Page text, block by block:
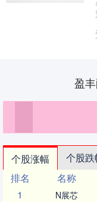
盈
个股涨幅 个股跌
排名
名称
1
N展芯